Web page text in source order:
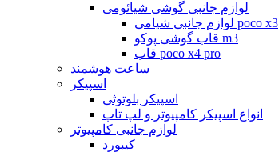
لوازم جانبی گوشی شیائومی
لوازم جانبی شیامی poco x3
قاب گوشی پوکو m3
قاب poco x4 pro
ساعت هوشمند
اسپیکر
اسپیکر بلوتوثی
انواع اسپیکر کامپیوتر و لپ تاپ
لوازم جانبی کامپیوتر
کیبورد